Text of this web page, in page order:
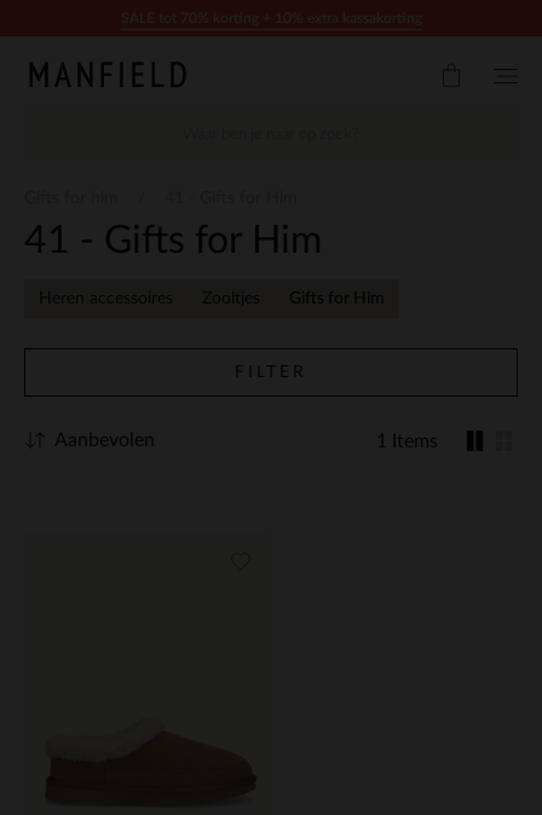
41 - Gifts for Him
Heren accessoires Zooltjes Gifts for Him
FILTER
1 Items
Aanbevolen